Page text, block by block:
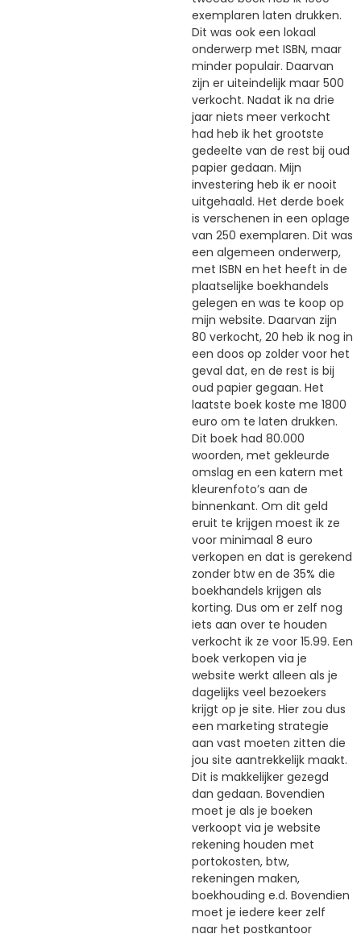
exemplaren laten drukken.
Dit was ook een lokaal
onderwerp met ISBN, maar
minder populair. Daarvan
zijn er uiteindelijk maar 500
verkocht. Nadat ik na drie
jaar niets meer verkocht
had heb ik het grootste
gedeelte van de rest bij oud
papier gedaan. Mijn
investering heb ik er nooit
uitgehaald. Het derde boek
is verschenen in een oplage
van 250 exemplaren. Dit was
een algemeen onderwerp,
met ISBN en het heeft in de
plaatselijke boekhandels
gelegen en was te koop op
mijn website. Daarvan zijn
80 verkocht, 20 heb ik nog in
een doos op zolder voor het
geval dat, en de rest is bij
oud papier gegaan. Het
laatste boek koste me 1800
euro om te laten drukken.
Dit boek had 80.000
woorden, met gekleurde
omslag en een katern met
kleurenfoto’s aan de
binnenkant. Om dit geld
eruit te krijgen moest ik ze
voor minimaal 8 euro
verkopen en dat is gerekend
zonder btw en de 35% die
boekhandels krijgen als
korting. Dus om er zelf nog
iets aan over te houden
verkocht ik ze voor 15.99. Een
boek verkopen via je
website werkt alleen als je
dagelijks veel bezoekers
krijgt op je site. Hier zou dus
een marketing strategie
aan vast moeten zitten die
jou site aantrekkelijk maakt.
Dit is makkelijker gezegd
dan gedaan. Bovendien
moet je als je boeken
verkoopt via je website
rekening houden met
portokosten, btw,
rekeningen maken,
boekhouding e.d. Bovendien
moet je iedere keer zelf
naar het postkantoor